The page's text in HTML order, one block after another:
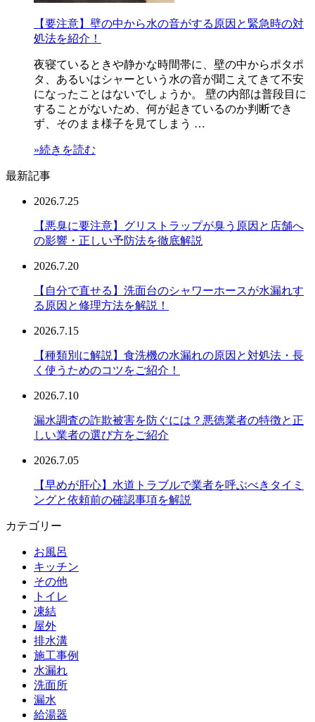
【要注意】壁の中から水の音がする原因と緊急時の対
処法を紹介！
夜寝ているときや静かな時間帯に、壁の中からポタポ
タ、あるいはシャーという水の音が聞こえてきて不安
になったことはないでしょうか。 壁の内部は普段目に
することがないため、何が起きているのか判断でき
ず、そのまま様子を見てしまう …
»続きを読む
最新記事
2026.7.25
【悪臭に要注意】グリストラップが臭う原因と店舗へ
の影響・正しい予防法を徹底解説
2026.7.20
【自分で直せる】洗面台のシャワーホースが水漏れす
る原因と修理方法を解説！
2026.7.15
【種類別に解説】食洗機の水漏れの原因と対処法・長
く使うためのコツをご紹介！
2026.7.10
漏水調査の詐欺被害を防ぐには？悪徳業者の特徴と正
しい業者の選び方をご紹介
2026.7.05
【早めが肝心】水道トラブルで業者を呼ぶべきタイミ
ングと依頼前の確認事項を解説
カテゴリー
お風呂
キッチン
その他
トイレ
凍結
屋外
排水溝
施工事例
水漏れ
洗面所
漏水
給湯器